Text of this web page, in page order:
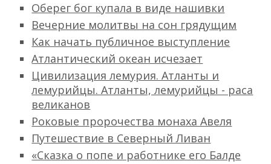
Оберег бог купала в виде нашивки
Вечерние молитвы на сон грядущим
Как начать публичное выступление
Атлантический океан исчезает
Цивилизация лемурия. Атланты и
лемурийцы. Атланты, лемурийцы - раса
великанов
Роковые пророчества монаха Авеля
Путешествие в Северный Ливан
«Сказка о попе и работнике его Балде